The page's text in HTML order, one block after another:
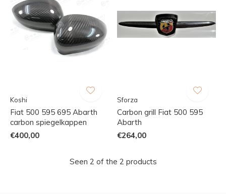
Koshi
Fiat 500 595 695 Abarth
carbon spiegelkappen
€400,00
Sforza
Carbon grill Fiat 500 595
Abarth
€264,00
Seen 2 of the 2 products